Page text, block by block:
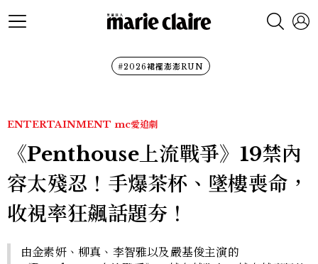
#2026裙襬澎澎RUN
ENTERTAINMENT mc愛追劇
《Penthouse上流戰爭》19禁內
容太殘忍！手爆茶杯、墜樓喪命，
收視率狂飆話題夯！
由金素妍、柳真、李智雅以及嚴基俊主演的